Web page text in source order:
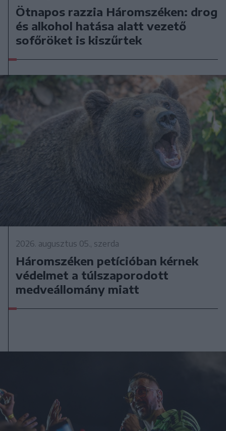
Ötnapos razzia Háromszéken: drog
és alkohol hatása alatt vezető
sofőröket is kiszűrtek
2026. augusztus 05., szerda
Háromszéken petícióban kérnek
védelmet a túlszaporodott
medveállomány miatt